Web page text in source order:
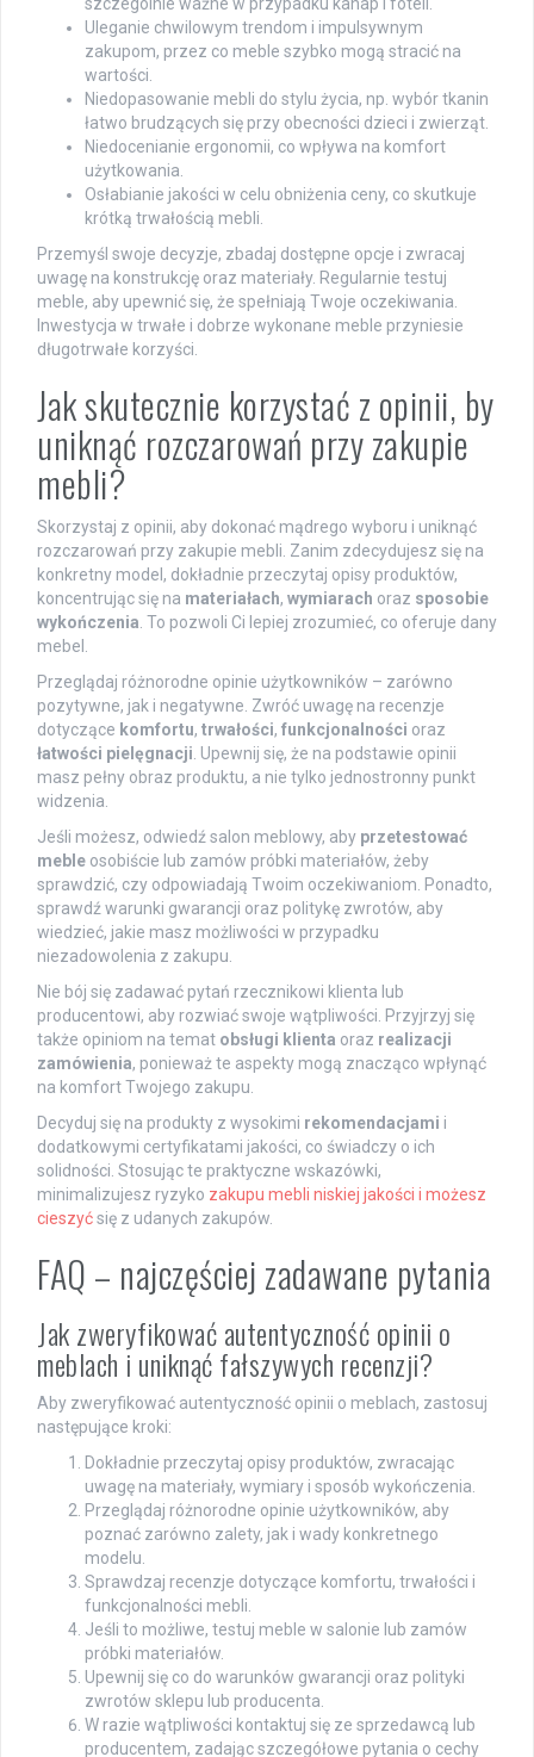
Uleganie chwilowym trendom i impulsywnym
zakupom, przez co meble szybko mogą stracić na
wartości.
Niedopasowanie mebli do stylu życia, np. wybór tkanin
łatwo brudzących się przy obecności dzieci i zwierząt.
Niedocenianie ergonomii, co wpływa na komfort
użytkowania.
Osłabianie jakości w celu obniżenia ceny, co skutkuje
krótką trwałością mebli.
Przemyśl swoje decyzje, zbadaj dostępne opcje i zwracaj
uwagę na konstrukcję oraz materiały. Regularnie testuj
meble, aby upewnić się, że spełniają Twoje oczekiwania.
Inwestycja w trwałe i dobrze wykonane meble przyniesie
długotrwałe korzyści.
Jak skutecznie korzystać z opinii, by
uniknąć rozczarowań przy zakupie
mebli?
Skorzystaj z opinii, aby dokonać mądrego wyboru i uniknąć
rozczarowań przy zakupie mebli. Zanim zdecydujesz się na
konkretny model, dokładnie przeczytaj opisy produktów,
koncentrując się na materiałach, wymiarach oraz sposobie
wykończenia . To pozwoli Ci lepiej zrozumieć, co oferuje dany
mebel.
Przeglądaj różnorodne opinie użytkowników – zarówno
pozytywne, jak i negatywne. Zwróć uwagę na recenzje
dotyczące komfortu, trwałości, funkcjonalności oraz
łatwości pielęgnacji . Upewnij się, że na podstawie opinii
masz pełny obraz produktu, a nie tylko jednostronny punkt
widzenia.
Jeśli możesz, odwiedź salon meblowy, aby przetestować
meble osobiście lub zamów próbki materiałów, żeby
sprawdzić, czy odpowiadają Twoim oczekiwaniom. Ponadto,
sprawdź warunki gwarancji oraz politykę zwrotów, aby
wiedzieć, jakie masz możliwości w przypadku
niezadowolenia z zakupu.
Nie bój się zadawać pytań rzecznikowi klienta lub
producentowi, aby rozwiać swoje wątpliwości. Przyjrzyj się
także opiniom na temat obsługi klienta oraz realizacji
zamówienia, ponieważ te aspekty mogą znacząco wpłynąć
na komfort Twojego zakupu.
Decyduj się na produkty z wysokimi rekomendacjami i
dodatkowymi certyfikatami jakości, co świadczy o ich
solidności. Stosując te praktyczne wskazówki,
minimalizujesz ryzyko zakupu mebli niskiej jakości i możesz
cieszyćsię z udanych zakupów.
FAQ – najczęściej zadawane pytania
Jak zweryfikować autentyczność opinii o
meblach i uniknąć fałszywych recenzji?
Aby zweryfikować autentyczność opinii o meblach, zastosuj
następujące kroki:
Dokładnie przeczytaj opisy produktów, zwracając
uwagę na materiały, wymiary i sposób wykończenia.
Przeglądaj różnorodne opinie użytkowników, aby
poznać zarówno zalety, jak i wady konkretnego
modelu.
Sprawdzaj recenzje dotyczące komfortu, trwałości i
funkcjonalności mebli.
Jeśli to możliwe, testuj meble w salonie lub zamów
próbki materiałów.
Upewnij się co do warunków gwarancji oraz polityki
zwrotów sklepu lub producenta.
W razie wątpliwości kontaktuj się ze sprzedawcą lub
producentem, zadając szczegółowe pytania o cechy